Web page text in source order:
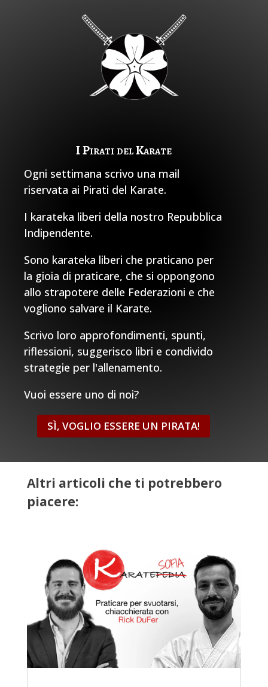
I Pirati del Karate
Ogni settimana scrivo una mail
riservata ai Pirati del Karate.
I karateka liberi della nostro Repubblica
Indipendente.
Sono karateka liberi che praticano per
la gioia di praticare, che si oppongono
allo strapotere delle Federazioni e che
vogliono salvare il Karate.
Scrivo loro approfondimenti, spunti,
riflessioni, suggerisco libri e condivido
strategie per l'allenamento.
Vuoi essere uno di noi?
SÌ, VOGLIO ESSERE UN PIRATA!
Altri articoli che ti potrebbero
piacere: